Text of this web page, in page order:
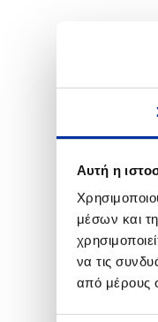
Αυτή η
μέσων και
να τις
από μέρους